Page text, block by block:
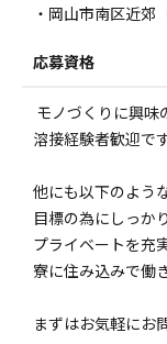
・岡山市南区近郊
応募資格
モノづくりに興味
溶接経験者歓迎で
他にも以下のよう
目標の為にしっか
プライベートを充
寮に住み込みで働
まずはお気軽にお